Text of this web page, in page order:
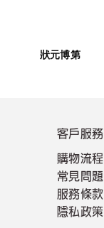
狀元博第
客戶服務
購物流程
常見問題
服務條款
隱私政策